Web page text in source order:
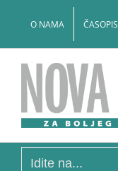
O NAMA ČASOPIS
Idite na...